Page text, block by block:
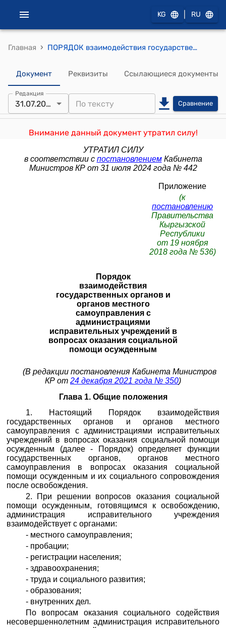
KG RU
Главная › ПОРЯДОК взаимодействия государственных органов и органов местного самоуправления с администрациями исправительных учреждений в вопросах оказания социальной помощи осужденным (к постановлению Правительства КР от 19 ноября 2018 года № 536)
Документ Реквизиты Ссылающиеся документы
Редакция
31.07.2024 Сравнение
Внимание данный документ утратил силу!